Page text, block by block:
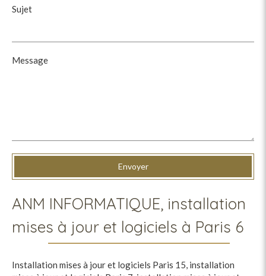
Sujet
Message
Envoyer
ANM INFORMATIQUE, installation
mises à jour et logiciels à Paris 6
Installation mises à jour et logiciels Paris 15, installation